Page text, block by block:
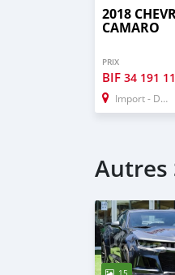
2018
CAMARO
PRIX
BIF 34 191
Import - Dubai
Autres
15